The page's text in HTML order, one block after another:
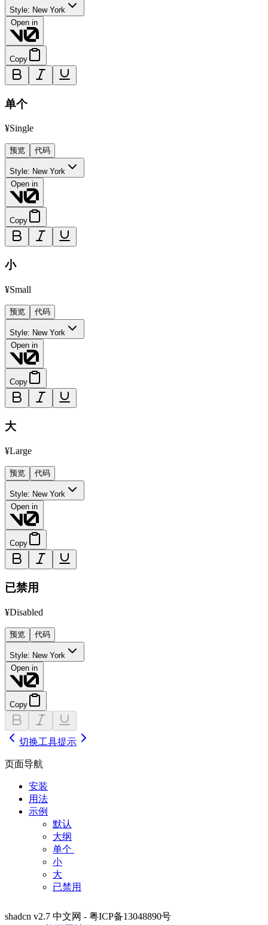
Style: New York
Copy
单个 ​​
¥Single
预览 代码
Style: New York
Copy
小
¥Small
预览 代码
Style: New York
Copy
大
¥Large
预览 代码
Style: New York
Copy
已禁用
¥Disabled
预览 代码
Style: New York
Copy
切换工具提示
页面导航
安装
用法
示例
默认
大纲
单个 ​​
小
大
已禁用
shadcn v2.7 中文网 - 粤ICP备13048890号